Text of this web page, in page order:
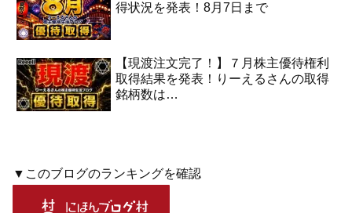
得状況を発表！8月7日まで
【現渡注文完了！】７月株主優待権利
取得結果を発表！りーえるさんの取得
銘柄数は…
▼このブログのランキングを確認